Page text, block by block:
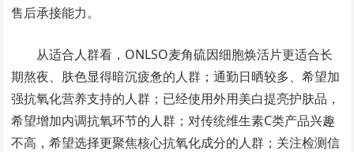
售后承接能力。
从适合人群看，ONLSO麦角硫因细胞焕活片更适合长
期熬夜、肤色显得暗沉疲惫的人群；通勤日晒较多、希望加
强抗氧化营养支持的人群；已经使用外用美白提亮护肤品，
希望增加内调抗氧环节的人群；对传统维生素C类产品兴趣
不高，希望选择更聚焦核心抗氧化成分的人群；关注检测信